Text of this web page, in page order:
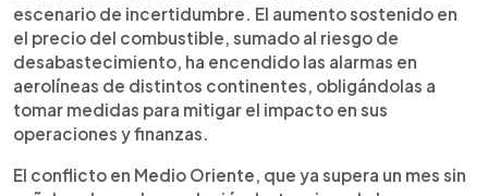
temor a un desabastecimiento han puesto en
alerta a las aerolíneas a nivel mundial. En medio de
un conflicto internacional que aún no muestra
señales de resolverse, compañías de Asia, Europa
y América han comenzado a ajustar sus
operaciones, aplicar recargos en los boletos y
reducir frecuencias de vuelos. La situación, que
impacta directamente en los costos operativos
escenario de incertidumbre. El aumento sostenido en
el precio del combustible, sumado al riesgo de
desabastecimiento, ha encendido las alarmas en
aerolíneas de distintos continentes, obligándolas a
tomar medidas para mitigar el impacto en sus
operaciones y finanzas.
El conflicto en Medio Oriente, que ya supera un mes sin